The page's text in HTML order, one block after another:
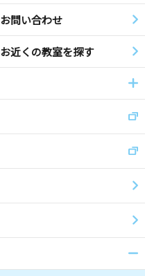
お問い合わせ
お近くの教室を探す